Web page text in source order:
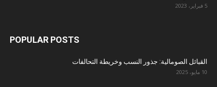
5 فبراير، 2023
POPULAR POSTS
القبائل الصومالية: جذور النسب وخريطة التحالفات
10 مايو، 2025